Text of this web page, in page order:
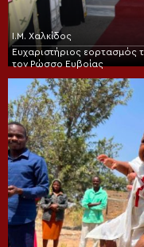
Ι.Μ. Χαλκίδος
Ευχαριστήριος εορτασμός
τον Ρώσσο Ευβοίας